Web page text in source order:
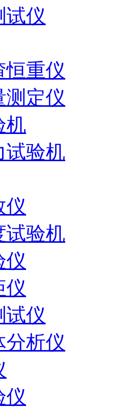
试仪
恒重仪
测定仪
机
试验机
仪
试验机
仪
仪
试仪
分析仪
仪